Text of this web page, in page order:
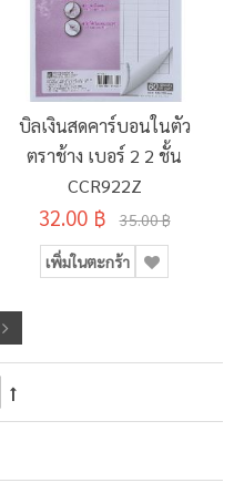
บิลเงินสดคาร์บอนในตัว
ตราช้าง เบอร์ 2 2 ชั้น
CCR922Z
32.00 ฿ 35.00 ฿
เพิ่มในตะกร้า